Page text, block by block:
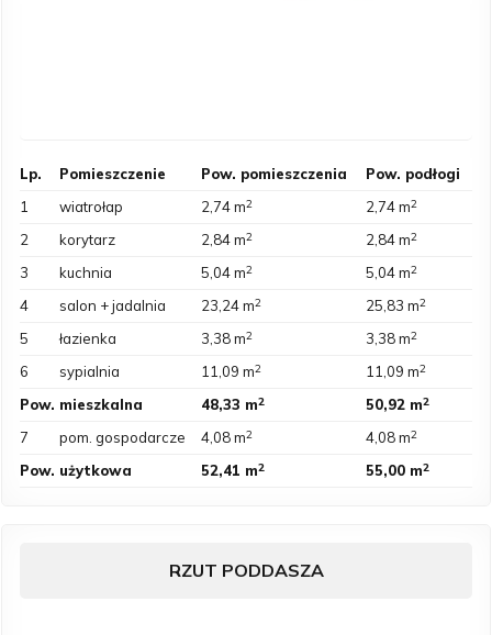
Lp. Pomieszczenie Pow. pomieszczenia
Pow. podłogi
1
wiatrołap 2,74 m2 2,74 m2
2 korytarz 2,84 m2 2,84 m2
3 kuchnia 5,04 m2 5,04 m2
4 salon + jadalnia 23,24 m2 25,83 m2
5 łazienka 3,38 m2 3,38 m2
6 sypialnia 11,09 m2 11,09 m2
Pow. mieszkalna 48,33 m2 50,92 m2
7 pom. gospodarcze 4,08 m2 4,08 m2
Pow. użytkowa 52,41 m2 55,00 m2
RZUT PODDASZA